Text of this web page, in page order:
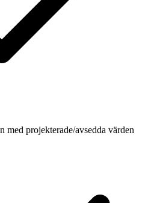
med projekterade/avsedda värden